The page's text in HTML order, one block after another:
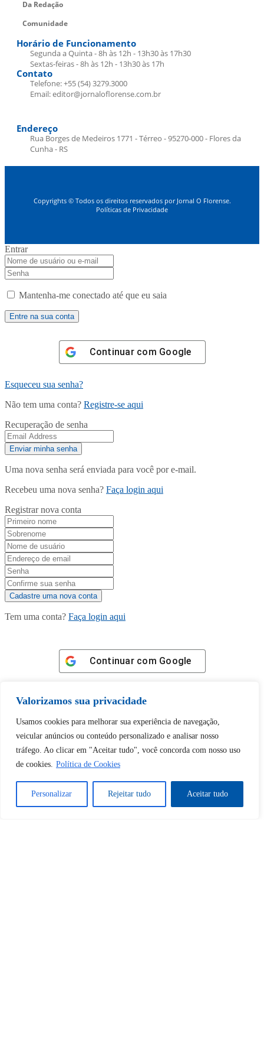
Valorizamos sua privacidade
Usamos cookies para melhorar sua experiência de navegação,
veicular anúncios ou conteúdo personalizado e analisar nosso
tráfego. Ao clicar em "Aceitar tudo", você concorda com nosso uso
de cookies. Política de Cookies
Personalizar Rejeitar tudo Aceitar tudo
Da Redação
Comunidade
Horário de Funcionamento
Segunda a Quinta - 8h às 12h - 13h30 às 17h30
Sextas-feiras - 8h às 12h - 13h30 às 17h
Contato
Telefone: +55 (54) 3279.3000
Email: editor@jornaloflorense.com.br
Endereço
Rua Borges de Medeiros 1771 - Térreo - 95270-000 - Flores da
Cunha - RS
Copyrights © Todos os direitos reservados por Jornal O Florense.
Políticas de Privacidade
Entrar
Mantenha-me conectado até que eu saia
Continuar com Google
Esqueceu sua senha?
Não tem uma conta? Registre-se aqui
Recuperação de senha
Uma nova senha será enviada para você por e-mail.
Recebeu uma nova senha? Faça login aqui
Registrar nova conta
Tem uma conta? Faça login aqui
Continuar com Google
Tem certeza de que deseja
desbloquear esta publicação?
Desbloquear esquerda : 0